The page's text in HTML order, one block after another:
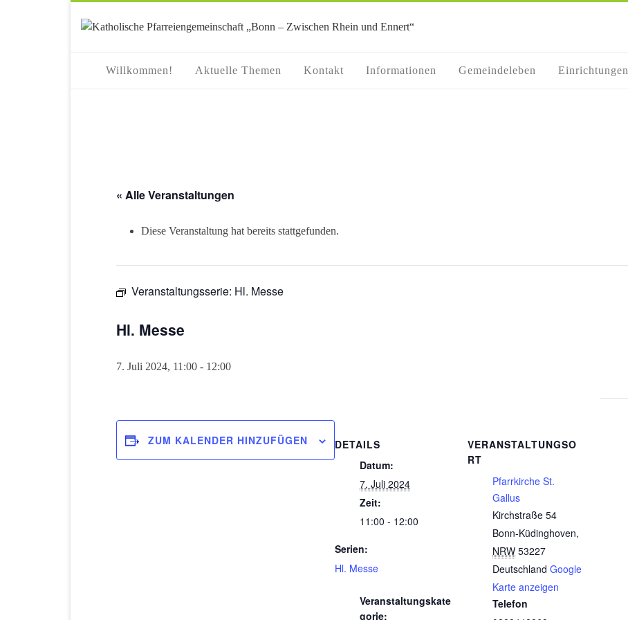
Willkommen! Aktuelle Themen Kontakt Informationen Gemeindeleben Einrichtungen
« Alle Veranstaltungen
Diese Veranstaltung hat bereits stattgefunden.
Veranstaltungsserie: Hl. Messe
Hl. Messe
7. Juli 2024, 11:00 - 12:00
ZUM KALENDER HINZUFÜGEN
DETAILS
Datum:
7. Juli 2024
Zeit:
11:00 - 12:00
Serien:
Hl. Messe
Veranstaltungskate
gorie:
VERANSTALTUNGSO
RT
Pfarrkirche St.
Gallus
Kirchstraße 54
Bonn-Küdinghoven,
NRW 53227
Deutschland Google
Karte anzeigen
Telefon